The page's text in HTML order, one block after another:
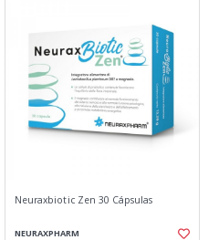
Neuraxbiotic Zen 30 Cápsulas
NEURAXPHARM